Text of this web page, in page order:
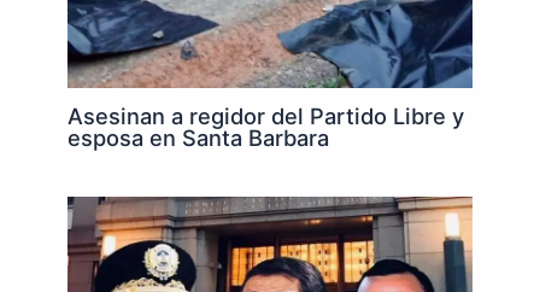
Asesinan a regidor del Partido Libre y
esposa en Santa Barbara